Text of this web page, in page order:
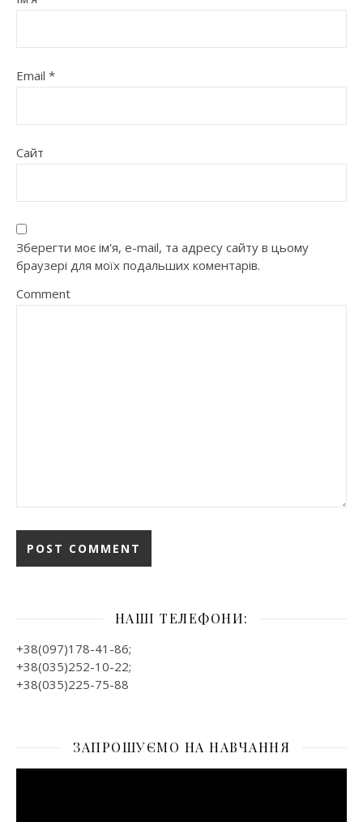
Email *
Сайт
Зберегти моє ім'я, e-mail, та адресу сайту в цьому
браузері для моїх подальших коментарів.
Comment
НАШІ ТЕЛЕФОНИ:
+38(097)178-41-86;
+38(035)252-10-22;
+38(035)225-75-88
ЗАПРОШУЄМО НА НАВЧАННЯ